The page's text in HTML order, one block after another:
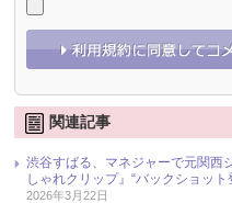
関連記事
渋谷すばる、マネジャーで元関西
しゃれクリップ』“バックショット
2026年3月22日